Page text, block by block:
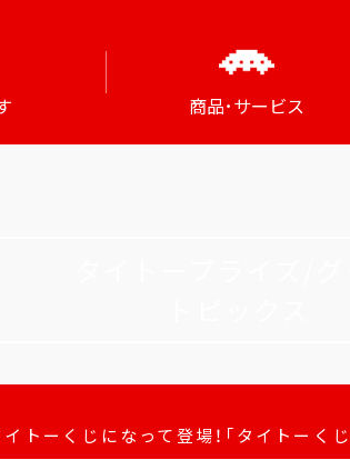
商品･サービス
トーくじになって登場！「タイトー